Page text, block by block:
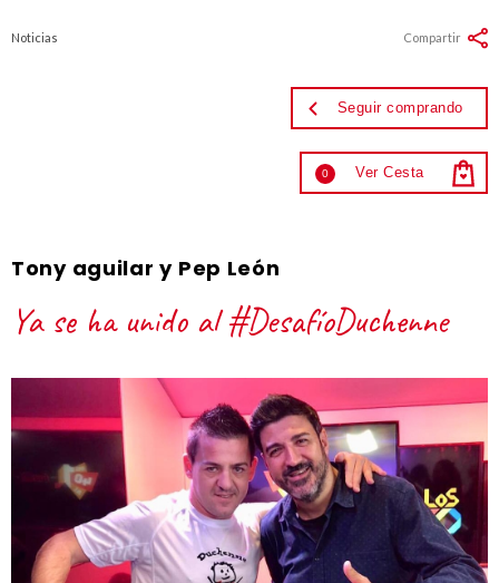
Noticias
Seguir comprando
0 Ver Cesta
Compartir
Tony aguilar y Pep León
Ya se ha unido al #DesafíoDuchenne